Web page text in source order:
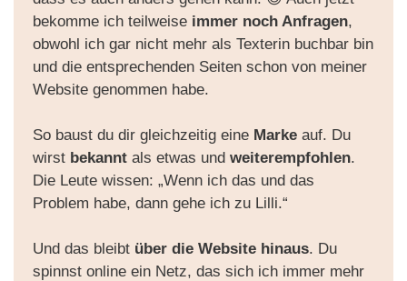
bekomme ich teilweise immer noch Anfragen,
obwohl ich gar nicht mehr als Texterin buchbar bin
und die entsprechenden Seiten schon von meiner
Website genommen habe.
So baust du dir gleichzeitig eine Marke auf. Du
wirst bekannt als etwas undweiterempfohlen.
Die Leute wissen: „Wenn ich das und das
Problem habe, dann gehe ich zu Lilli.“
Und das bleibt über die Website hinaus. Du
spinnst online ein Netz, das sich ich immer mehr